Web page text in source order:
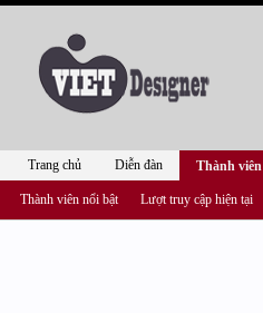
Trang chủ Diễn đàn Thành viên
Thành viên nổi bật Lượt truy cập hiện tại